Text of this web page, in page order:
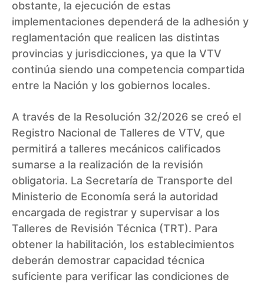
obstante, la ejecución de estas
implementaciones dependerá de la adhesión y
reglamentación que realicen las distintas
provincias y jurisdicciones, ya que la VTV
continúa siendo una competencia compartida
entre la Nación y los gobiernos locales.
A través de la Resolución 32/2026 se creó el
Registro Nacional de Talleres de VTV, que
permitirá a talleres mecánicos calificados
sumarse a la realización de la revisión
obligatoria. La Secretaría de Transporte del
Ministerio de Economía será la autoridad
encargada de registrar y supervisar a los
Talleres de Revisión Técnica (TRT). Para
obtener la habilitación, los establecimientos
deberán demostrar capacidad técnica
suficiente para verificar las condiciones de